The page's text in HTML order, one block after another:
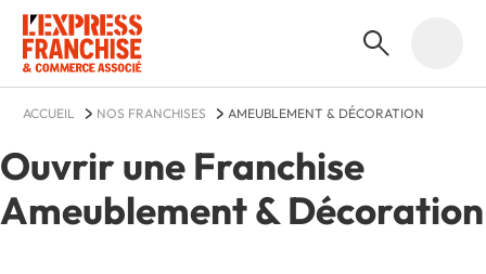
ACCUEIL NOS FRANCHISES AMEUBLEMENT & DÉCORATION
Ouvrir une Franchise
Ameublement & Décoration